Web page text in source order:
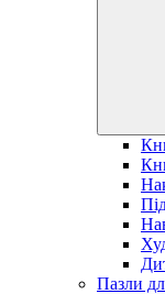
Пазли